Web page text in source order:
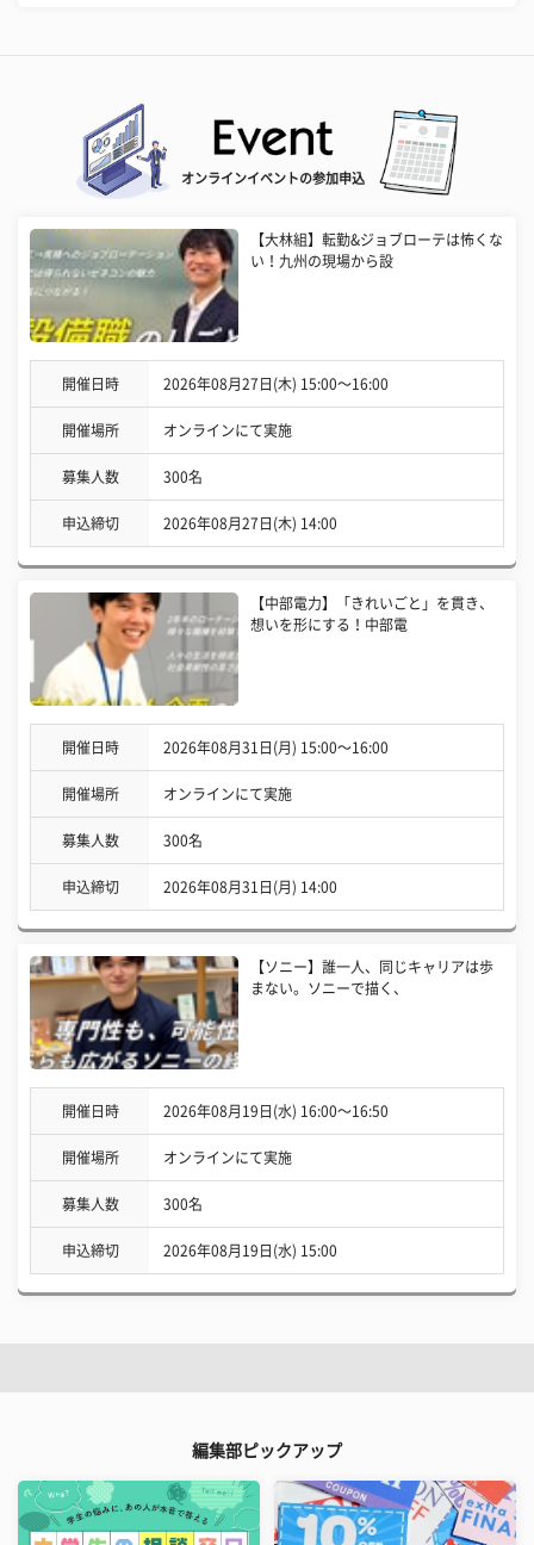
オンラインイベントの参加申込
【大林組】転勤&ジョブローテは怖くな
い！九州の現場から設
開催日時 2026年08月27日(木) 15:00〜16:00
開催場所 オンラインにて実施
募集人数 300名
申込締切 2026年08月27日(木) 14:00
【中部電力】「きれいごと」を貫き、
想いを形にする！中部電
開催日時 2026年08月31日(月) 15:00〜16:00
開催場所 オンラインにて実施
募集人数 300名
申込締切 2026年08月31日(月) 14:00
【ソニー】誰一人、同じキャリアは歩
まない。ソニーで描く、
開催日時 2026年08月19日(水) 16:00〜16:50
開催場所 オンラインにて実施
募集人数 300名
申込締切 2026年08月19日(水) 15:00
編集部ピックアップ